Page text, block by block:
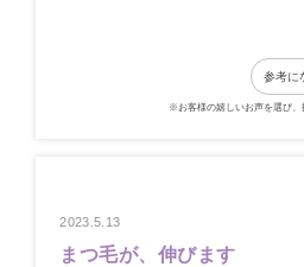
参考に
※お客様の嬉しいお声を選び、
2023.5.13
まつ毛が、伸びます